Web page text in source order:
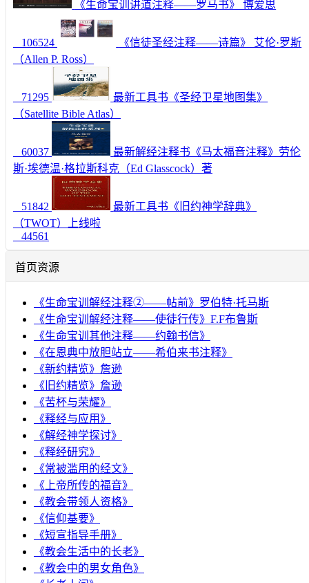
《生命宝训讲道注释——罗马书》 博爱思
106524
《信徒圣经注释——诗篇》 艾伦·罗斯
（Allen P. Ross）
71295
最新工具书《圣经卫星地图集》
（Satellite Bible Atlas）
60037
最新解经注释书《马太福音注释》劳伦
斯·埃德温·格拉斯科克（Ed Glasscock）著
51842
最新工具书《旧约神学辞典》
（TWOT）上线啦
44561
首页资源
《生命宝训解经注释②——帖前》罗伯特·托马斯
《生命宝训解经注释——使徒行传》F.F布鲁斯
《生命宝训其他注释——约翰书信》
《在恩典中放胆站立——希伯来书注释》
《新约精览》詹逊
《旧约精览》詹逊
《苦杯与荣耀》
《释经与应用》
《解经神学探讨》
《释经研究》
《常被滥用的经文》
《上帝所传的福音》
《教会带领人资格》
《信仰基要》
《短宣指导手册》
《教会生活中的长老》
《教会中的男女角色》